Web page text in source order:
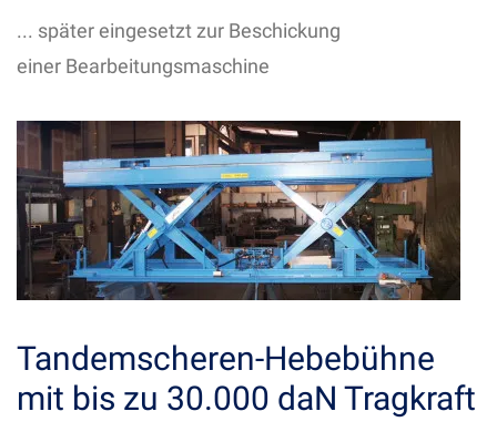
... später eingesetzt zur Beschickung
einer Bearbeitungsmaschine
Tandemscheren-Hebebühne
mit bis zu 30.000 daN Tragkraft